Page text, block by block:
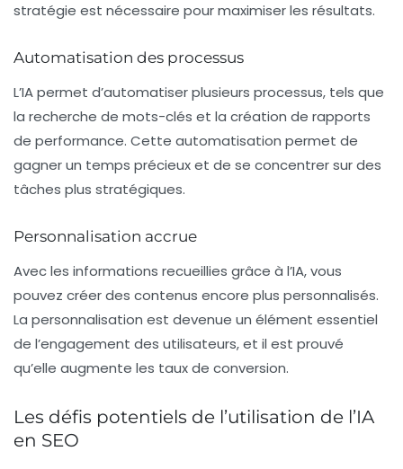
stratégie est nécessaire pour maximiser les résultats.
Automatisation des processus
L’IA permet d’automatiser plusieurs processus, tels que
la recherche de mots-clés et la création de rapports
de performance. Cette automatisation permet de
gagner un temps précieux et de se concentrer sur des
tâches plus stratégiques.
Personnalisation accrue
Avec les informations recueillies grâce à l’IA, vous
pouvez créer des contenus encore plus personnalisés.
La personnalisation est devenue un élément essentiel
de l’engagement des utilisateurs, et il est prouvé
qu’elle augmente les taux de conversion.
Les défis potentiels de l’utilisation de l’IA
en SEO